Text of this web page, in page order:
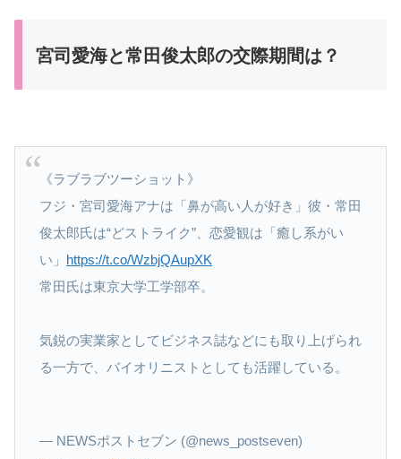
宮司愛海と常田俊太郎の交際期間は？
《ラブラブツーショット》
フジ・宮司愛海アナは「鼻が高い人が好き」彼・常田
俊太郎氏は“どストライク”、恋愛観は「癒し系がい
い」 https://t.co/WzbjQAupXK
常田氏は東京大学工学部卒。
気鋭の実業家としてビジネス誌などにも取り上げられ
る一方で、バイオリニストとしても活躍している。
— NEWSポストセブン (@news_postseven)